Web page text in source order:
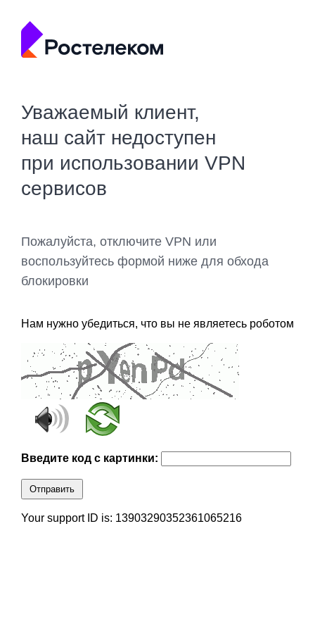
Уважаемый клиент,
наш сайт недоступен
при использовании VPN
сервисов
Пожалуйста, отключите VPN или
воспользуйтесь формой ниже для обхода
блокировки
Нам нужно убедиться, что вы не являетесь роботом
Введите код с картинки:
Отправить
Your support ID is: 13903290352361065216